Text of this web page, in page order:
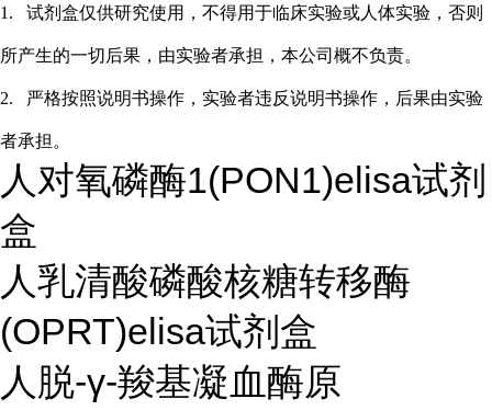
1. 试剂盒仅供研究使用，不得用于临床实验或人 体实验，否则
所产生的一切后果，由实验者承担，本公司概不负责。
2. 严格按照说明书操作，实验者违反说明书操作，后果由实验
者承担。
人对氧磷酶1(PON1)elisa试剂
盒
人乳清酸磷酸核糖转移酶
(OPRT)elisa试剂盒
人脱-γ-羧基凝血酶原